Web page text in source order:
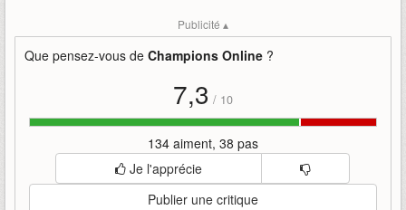
adventure
Publicité ▴
Que pensez-vous de Champions Online ?
7,3 / 10
134 aiment, 38 pas
Je l'apprécie
Publier une critique